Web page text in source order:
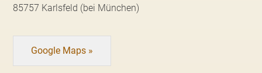
85757 Karlsfeld (bei München)
Google Maps »